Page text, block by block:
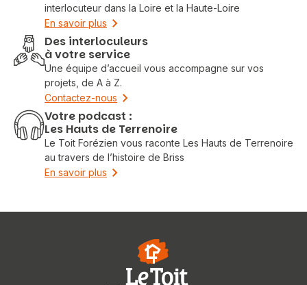
interlocuteur dans la Loire et la Haute-Loire
En savoir plus
Des interloculeurs
à votre service
Une équipe d’accueil vous accompagne sur vos
projets, de A à Z.
Contactez-nous
Votre podcast :
Les Hauts de Terrenoire
Le Toit Forézien vous raconte Les Hauts de Terrenoire
au travers de l’histoire de Briss
En savoir plus